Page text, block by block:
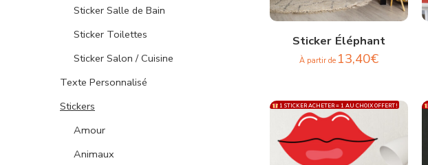
Sticker Éléphant
À partir de 13,40€
1 STICKER ACHETER = 1 AU CHOIX OFFERT !
Sticker Salle de Bain
Sticker Toilettes
Sticker Salon / Cuisine
Texte Personnalisé
Stickers
Amour
Animaux